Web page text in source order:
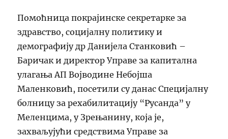
Помоћница покрајинске секретарке за
здравство, социјалну политику и
демографију др Данијела Станковић –
Баричак и директор Управе за капитална
улагања АП Војводине Небојша
Маленковић, посетили су данас Специјалну
болницу за рехабилитацију “Русанда” у
Меленцима, у Зрењанину, која је,
захваљујући средствима Управе за